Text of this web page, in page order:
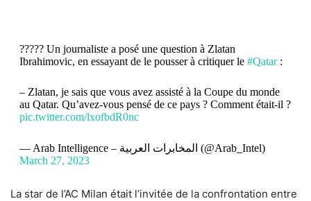
????? Un journaliste a posé une question à Zlatan
Ibrahimovic, en essayant de le pousser à critiquer le #Qatar:
– Zlatan, je sais que vous avez assisté à la Coupe du monde
au Qatar. Qu’avez-vous pensé de ce pays ? Comment était-il ?
pic.twitter.com/lxofbdR0nc
— Arab Intelligence – المخابرات العربية (@Arab_Intel)
March 27, 2023
La star de l’AC Milan était l’invitée de la confrontation entre